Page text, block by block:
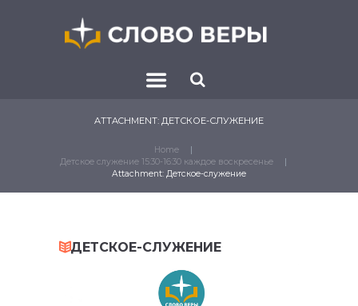
ATTACHMENT: ДЕТСКОЕ-СЛУЖЕНИЕ
Home
Детское служение 15:30-16:30 каждое воскресенье
Attachment: Детское-служение
ДЕТСКОЕ-СЛУЖЕНИЕ